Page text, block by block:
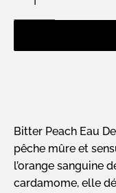
Bitter Peach Eau
pêche mûre et
l’orange sanguine
cardamome, elle